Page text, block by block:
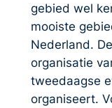
gebied wel
mooiste
Nederland.
organisatie
tweedaagse
organiseert.